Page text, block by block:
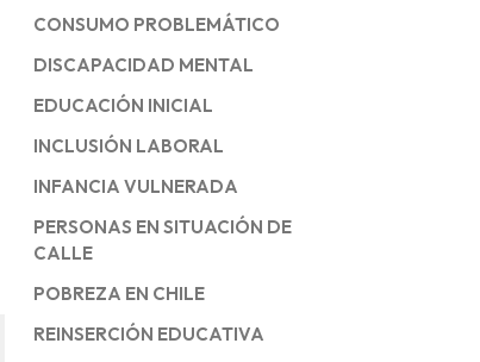
CONSUMO PROBLEMÁTICO
DISCAPACIDAD MENTAL
EDUCACIÓN INICIAL
INCLUSIÓN LABORAL
INFANCIA VULNERADA
PERSONAS EN SITUACIÓN DE
CALLE
POBREZA EN CHILE
REINSERCIÓN EDUCATIVA